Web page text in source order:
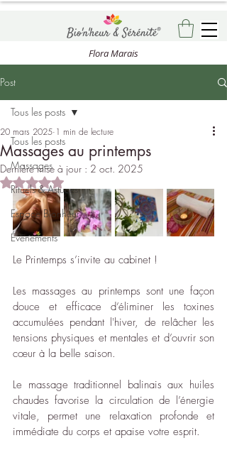
Flora Marais
Post
Tous les posts
Massages
Rituels & Astuces
Espace Bionheur
Événements
Tous les posts
Massages au printemps
20 mars 2025 1 min de lecture
Dernière mise à jour : 2 oct. 2025
Noté NaN étoiles sur 5.
Le Printemps s’invite au cabinet !
Les massages au printemps sont une façon
douce et efficace d’éliminer les toxines
accumulées pendant l'hiver, de relâcher les
tensions physiques et mentales et d’ouvrir son
cœur à la belle saison.
Le massage traditionnel balinais aux huiles
chaudes favorise la circulation de l’énergie
vitale, permet une relaxation profonde et
immédiate du corps et apaise votre esprit.